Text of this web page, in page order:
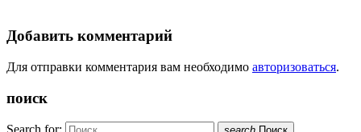
Добавить комментарий
Для отправки комментария вам необходимо авторизоваться.
поиск